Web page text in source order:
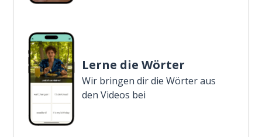
Lerne die Wörter
Wir bringen dir die Wörter aus
den Videos bei